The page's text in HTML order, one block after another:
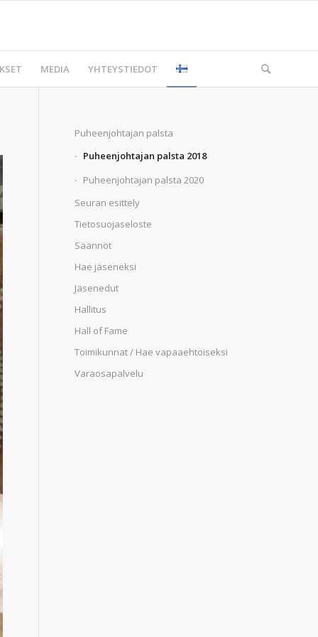
MEDIA YHTEYSTIEDOT
Puheenjohtajan palsta
Puheenjohtajan palsta 2018
Puheenjohtajan palsta 2020
Seuran esittely
Tietosuojaseloste
Säännöt
Hae jäseneksi
Jäsenedut
Hallitus
Hall of Fame
Toimikunnat / Hae vapaaehtoiseksi
Varaosapalvelu